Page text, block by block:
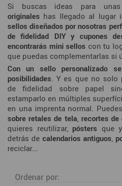
Si buscas ideas para
originales has llegado al lugar
sellos diseñados por nosotras
de fidelidad DIY y cupones
encontrarás mini sellos con tu
que puedas complementarlas si
Con un sello personalizado
posibilidades . Y es que no
de fidelidad sobre papel
estamparlo en múltiples
en una imprenta normal.
sobre retales de tela, recortes
quieres reutilizar, pósters que
detrás de calendarios antiguos
reciclar...
Ordenar por: